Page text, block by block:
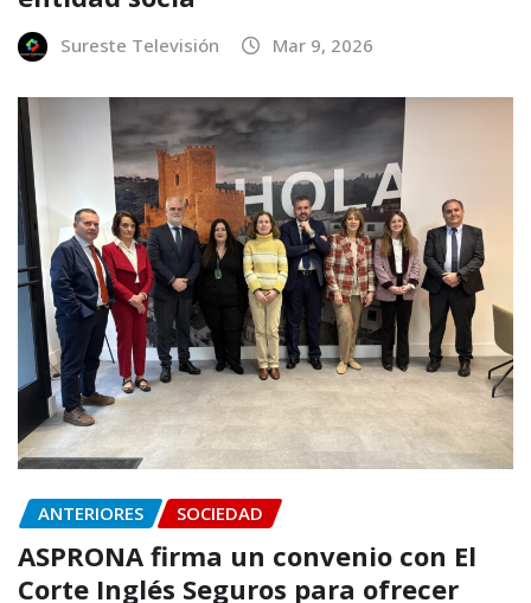
Sureste Televisión Mar 9, 2026
ANTERIORES SOCIEDAD
ASPRONA firma un convenio con El
Corte Inglés Seguros para ofrecer